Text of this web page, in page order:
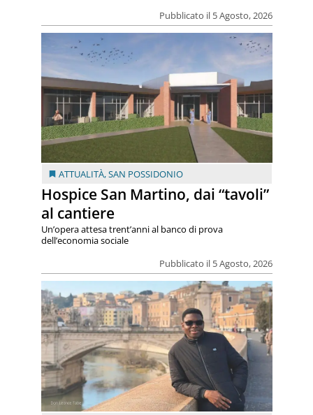
Pubblicato il 5 Agosto, 2026
ATTUALITÀ,SAN POSSIDONIO
Hospice San Martino, dai “tavoli”
al cantiere
Pubblicato il 5 Agosto, 2026
Un’opera attesa trent’anni al banco di prova
dell’economia sociale